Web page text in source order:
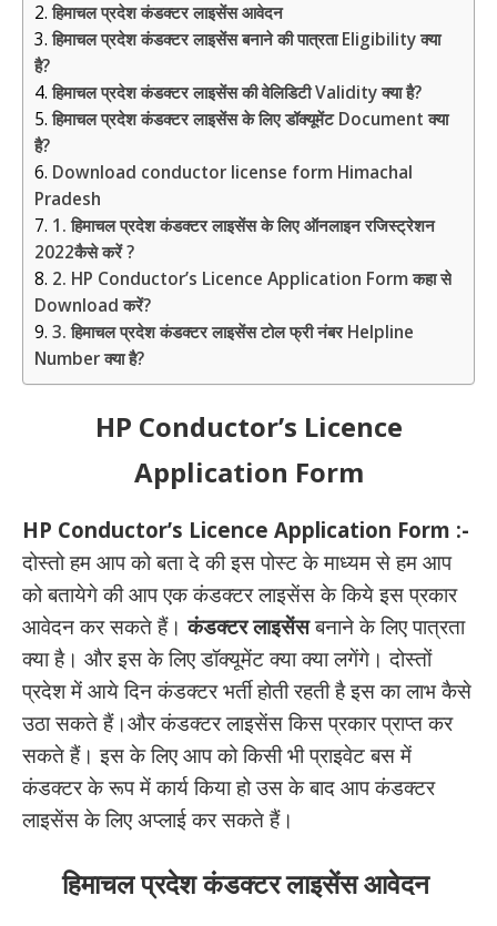
हिमाचल प्रदेश कंडक्टर लाइसेंस आवेदन
हिमाचल प्रदेश कंडक्टर लाइसेंस बनाने की पात्रता Eligibility क्या
है?
हिमाचल प्रदेश कंडक्टर लाइसेंस की वेलिडिटी Validity क्या है?
हिमाचल प्रदेश कंडक्टर लाइसेंस के लिए डॉक्यूमेंट Document क्या
है?
Download conductor license form Himachal
Pradesh
1. हिमाचल प्रदेश कंडक्टर लाइसेंस के लिए ऑनलाइन रजिस्ट्रेशन
2022कैसे करें ?
2. HP Conductor’s Licence Application Form कहा से
Download करें?
3. हिमाचल प्रदेश कंडक्टर लाइसेंस टोल फ्री नंबर Helpline
Number क्या है?
HP Conductor’s Licence
Application Form
HP Conductor’s Licence Application Form :-
दोस्तो हम आप को बता दे की इस पोस्ट के माध्यम से हम आप
को बतायेगे की आप एक कंडक्टर लाइसेंस के किये इस प्रकार
आवेदन कर सकते हैं।कंडक्टर लाइसेंसबनाने के लिए पात्रता
क्या है। और इस के लिए डॉक्यूमेंट क्या क्या लगेंगे। दोस्तों
प्रदेश में आये दिन कंडक्टर भर्ती होती रहती है इस का लाभ कैसे
उठा सकते हैं।और कंडक्टर लाइसेंस किस प्रकार प्राप्त कर
सकते हैं। इस के लिए आप को किसी भी प्राइवेट बस में
कंडक्टर के रूप में कार्य किया हो उस के बाद आप कंडक्टर
लाइसेंस के लिए अप्लाई कर सकते हैं।
हिमाचल प्रदेश कंडक्टर लाइसेंस आवेदन